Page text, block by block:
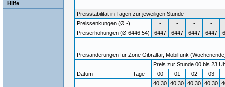
Hilfe
Preisstabilität in Tagen zur jeweiligen Stunde
Preissenkungen (Ø -)
- - -
-
Preiserhöhungen (Ø 6446.54)
6447 6447 6447 6447
Preisänderungen für Zone Gibraltar, Mobilfunk
Preis zur Stunde 00 bis 23
Datum
Tage 00 01 02 03
40.30 40.30 40.30 40.30